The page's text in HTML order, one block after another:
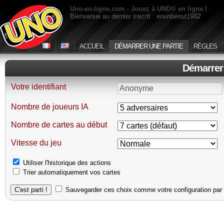
Uno-en-ligne.com - Jouez à UNO® en ligne !
Bienvenue au dernier inscrit : enunbenut1982
ACCUEIL DÉMARRER UNE PARTIE RÈGLES
Votre identifiant
Nombre de joueurs IA
Nombre de cartes au début
Vitesse du jeu
Utiliser l'historique des actions
Trier automatiquement vos cartes
Sauvegarder ces choix comme votre configuration par